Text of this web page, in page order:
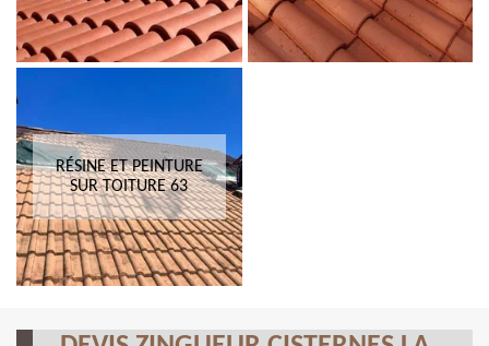
RÉSINE ET PEINTURE
SUR TOITURE 63